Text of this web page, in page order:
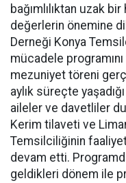
bağımlılıktan uzak
değerlerin önemine
Derneği Konya
mücadele
mezuniyet töreni
aylık süreçte
aileler ve davetliler
Kerim tilaveti ve
Temsilciliğinin
devam etti.
geldikleri dönem ile